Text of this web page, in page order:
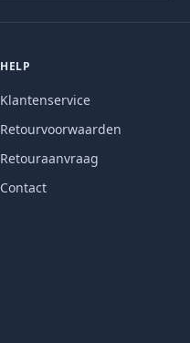
HELP
Klantenservice
Retourvoorwaarden
Retouraanvraag
Contact